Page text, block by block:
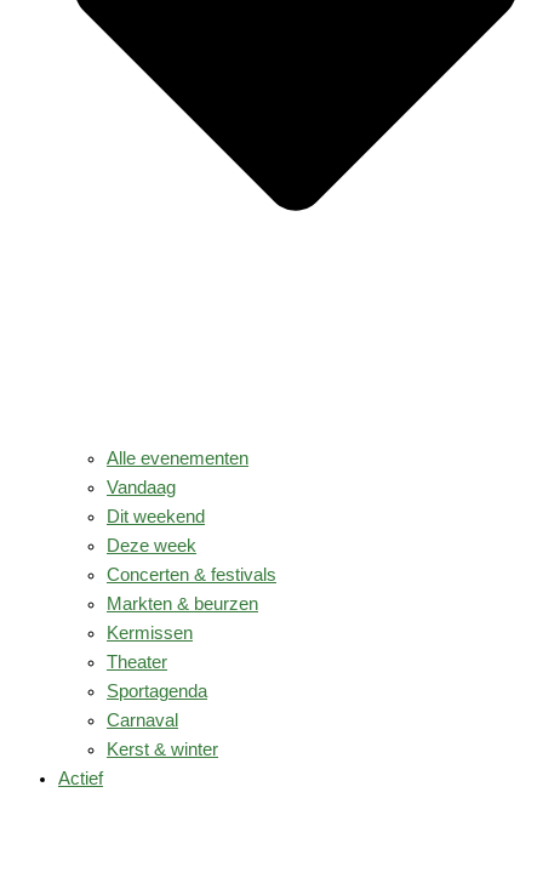
Alle evenementen
Vandaag
Dit weekend
Deze week
Concerten & festivals
Markten & beurzen
Kermissen
Theater
Sportagenda
Carnaval
Kerst & winter
Actief